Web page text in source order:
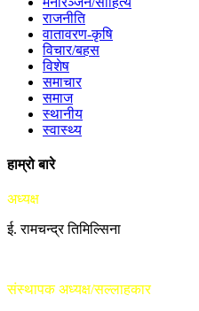
राजनीति
वातावरण-कृषि
विचार/बहस
विशेष
समाचार
समाज
स्थानीय
स्वास्थ्य
हाम्रो बारे
अध्यक्ष
ई. रामचन्द्र तिमिल्सिना
संस्थापक अध्यक्ष/सल्लाहकार